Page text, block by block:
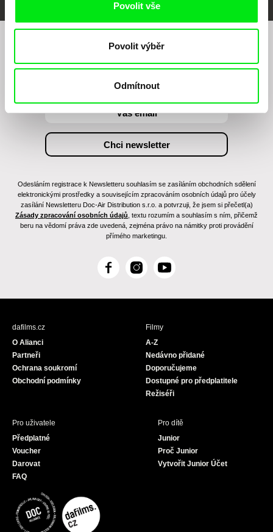
Povolit vše
Povolit výběr
Odmítnout
Chcete být pravidelně informováni o našem
filmovém programu?
Odesláním registrace k Newsletteru souhlasím se zasíláním obchodních sdělení
elektronickými prostředky a souvisejícím zpracováním osobních údajů pro účely
zasílání Newsletteru Doc-Air Distribution s.r.o. a potvrzuji, že jsem si přečetl(a)
Zásady zpracování osobních údajů , textu rozumím a souhlasím s ním, přičemž
beru na vědomí práva zde uvedená, zejména právo na námitky proti provádění
přímého marketingu.
F
c
I
s
Y
u
dafilms.cz
O Alianci
Partneři
Ochrana soukromí
Obchodní podmínky
Filmy
A-Z
Nedávno přidané
Doporučujeme
Dostupné pro předplatitele
Režiséři
Pro uživatele
Předplatné
Voucher
Darovat
FAQ
Pro dítě
Junior
Proč Junior
Vytvořit Junior Účet